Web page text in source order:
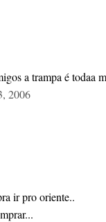
a trampa é
2006
ir pro oriente..